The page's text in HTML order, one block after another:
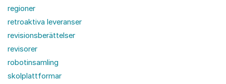
regioner
retroaktiva leveranser
revisionsberättelser
revisorer
robotinsamling
skolplattformar